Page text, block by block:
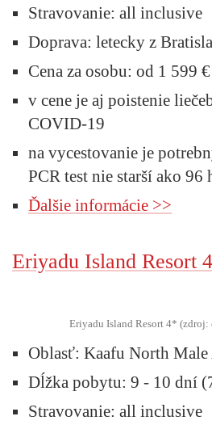
Stravovanie: all inclusive
Doprava: letecky z
Cena za osobu: od 1 599 €
v cene je aj poistenie
COVID-19
na vycestovanie je
PCR test nie starší ako 96
Ďalšie informácie >>
Eriyadu Island Resort
Eriyadu Island Resort 4* (zdroj:
Oblasť: Kaafu North
Dĺžka pobytu: 9 - 10 dní
Stravovanie: all inclusive